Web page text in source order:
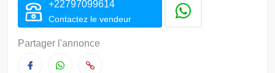
+22797099614
Contactez le vendeur
Partager l'annonce